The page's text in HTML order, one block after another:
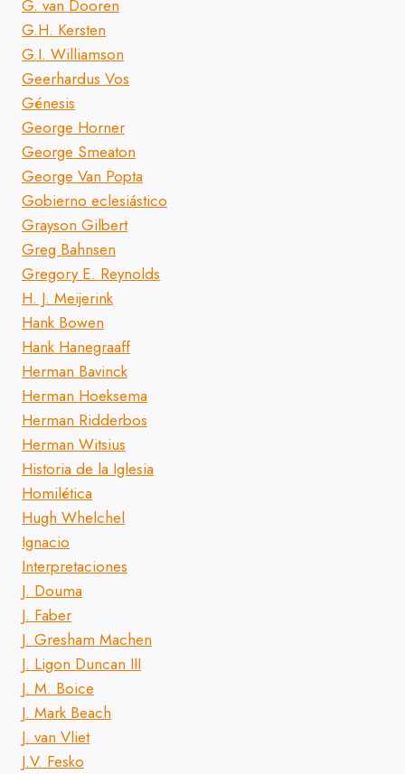
G. van Dooren
G.H. Kersten
G.I. Williamson
Geerhardus Vos
Génesis
George Horner
George Smeaton
George Van Popta
Gobierno eclesiástico
Grayson Gilbert
Greg Bahnsen
Gregory E. Reynolds
H. J. Meijerink
Hank Bowen
Hank Hanegraaff
Herman Bavinck
Herman Hoeksema
Herman Ridderbos
Herman Witsius
Historia de la Iglesia
Homilética
Hugh Whelchel
Ignacio
Interpretaciones
J. Douma
J. Faber
J. Gresham Machen
J. Ligon Duncan III
J. M. Boice
J. Mark Beach
J. van Vliet
J.V. Fesko